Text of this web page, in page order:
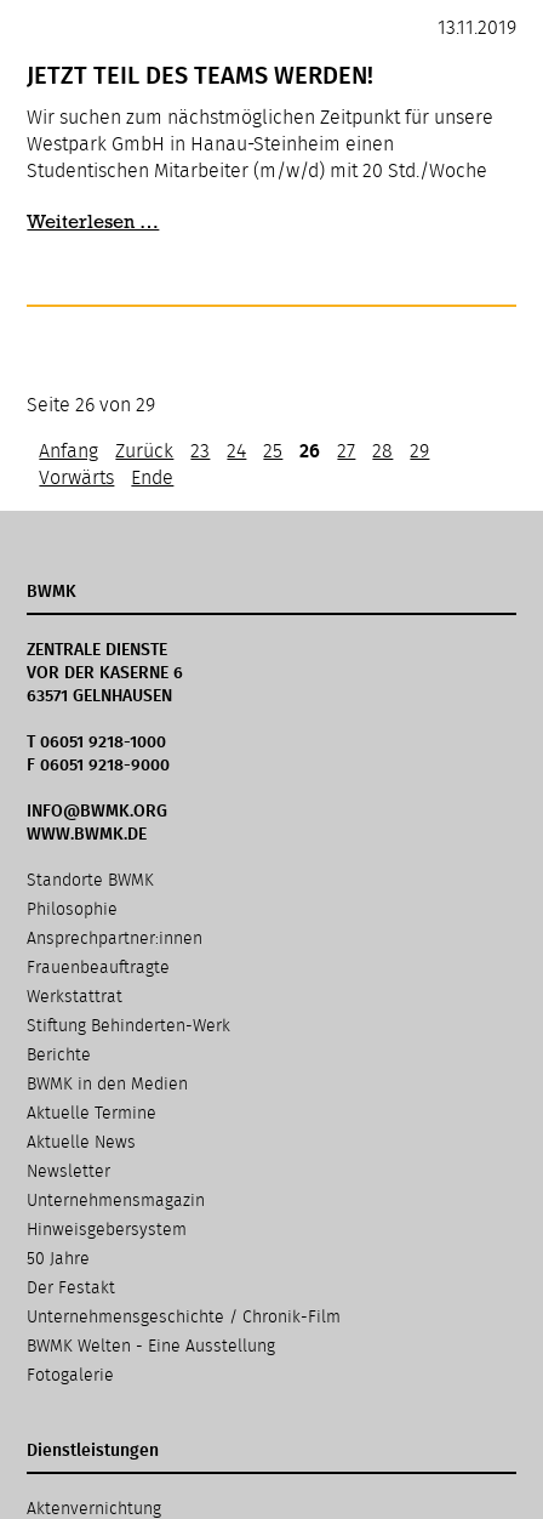
13.11.2019
JETZT TEIL DES TEAMS WERDEN!
Wir suchen zum nächstmöglichen Zeitpunkt für unsere
Westpark GmbH in Hanau-Steinheim einen
Studentischen Mitarbeiter (m/w/d) mit 20 Std./Woche
Weiterlesen …
TEAMS
Seite 26 von 29
Anfang Zurück 23 24 25 26 27 28
29
Vorwärts
Ende
BWMK
ZENTRALE DIENSTE
VOR DER KASERNE 6
63571 GELNHAUSEN
T 06051 9218-1000
F 06051 9218-9000
INFO@BWMK.ORG
WWW.BWMK.DE
Navigation
überspringen
Standorte BWMK
Philosophie
Ansprechpartner:innen
Frauenbeauftragte
Werkstattrat
Stiftung Behinderten-Werk
Berichte
BWMK in den Medien
Aktuelle Termine
Aktuelle News
Newsletter
Unternehmensmagazin
Hinweisgebersystem
50 Jahre
Der Festakt
Unternehmensgeschichte / Chronik-Film
BWMK Welten - Eine Ausstellung
Fotogalerie
Dienstleistungen
Navigation
Aktenvernichtung